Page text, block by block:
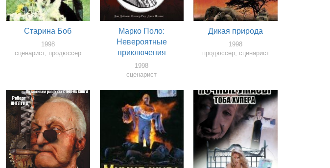
Старина Боб
1998
сценарист, продюссер
Марко Поло:
Невероятные
приключения
1998
сценарист
Дикая природа
1998
продюссер, сценарист